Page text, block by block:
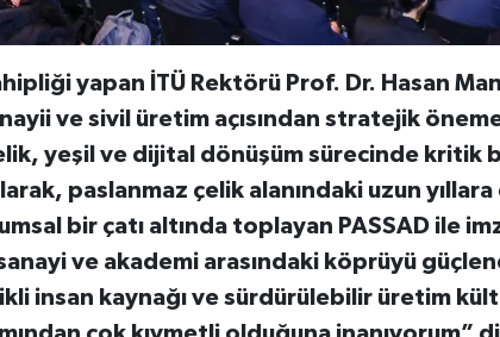
yapan İTÜ Rektörü Prof. Dr. Hasan
ve sivil üretim açısından stratejik
yeşil ve dijital dönüşüm sürecinde kritik
paslanmaz çelik alanındaki uzun
bir çatı altında toplayan PASSAD ile
ve akademi arasındaki köprüyü
insan kaynağı ve sürdürülebilir üretim